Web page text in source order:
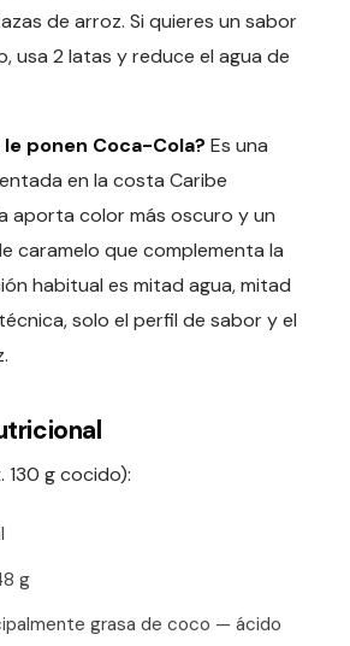
de arroz. Si quieres un sabor
usa 2 latas y reduce el agua de
ponen Coca-Cola? Es una
en la costa Caribe
aporta color más oscuro y un
caramelo que complementa la
habitual es mitad agua, mitad
solo el perfil de sabor y el
130 g cocido):
g
grasa de coco — ácido